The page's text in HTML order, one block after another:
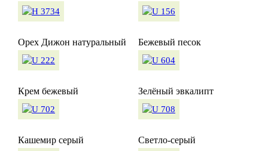
Орех Дижон натуральный Бежевый песок
Крем бежевый Зелёный эвкалипт
Кашемир серый Светло-серый